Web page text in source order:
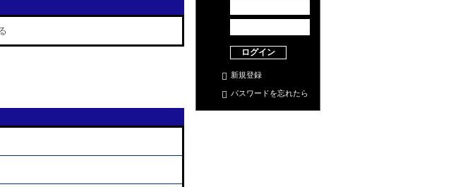
ログイン
新規登録
パスワードを忘れたら